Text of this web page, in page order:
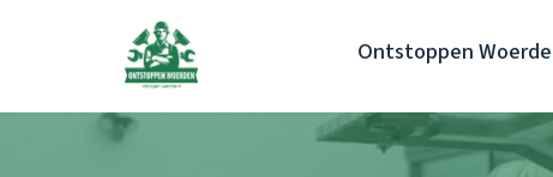
Ontstoppen